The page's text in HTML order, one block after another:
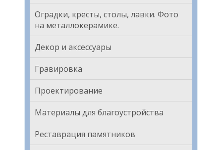
Оградки, кресты, столы, лавки. Фото
на металлокерамике.
Декор и аксессуары
Гравировка
Проектирование
Материалы для благоустройства
Реставрация памятников